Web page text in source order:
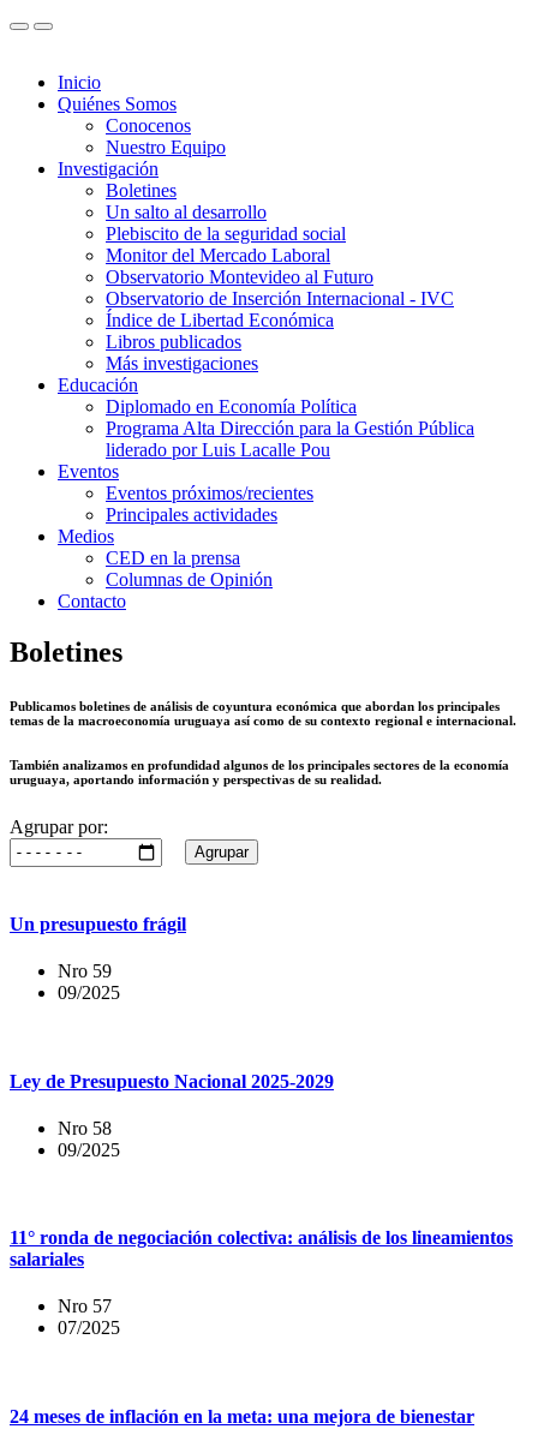
Inicio
Quiénes Somos
Conocenos
Nuestro Equipo
Investigación
Boletines
Un salto al desarrollo
Plebiscito de la seguridad social
Monitor del Mercado Laboral
Observatorio Montevideo al Futuro
Observatorio de Inserción Internacional - IVC
Índice de Libertad Económica
Libros publicados
Más investigaciones
Educación
Diplomado en Economía Política
Programa Alta Dirección para la Gestión Pública
liderado por Luis Lacalle Pou
Eventos
Eventos próximos/recientes
Principales actividades
Medios
CED en la prensa
Columnas de Opinión
Contacto
Boletines
Publicamos boletines de análisis de coyuntura económica que abordan los principales
temas de la macroeconomía uruguaya así como de su contexto regional e internacional.
También analizamos en profundidad algunos de los principales sectores de la economía
uruguaya, aportando información y perspectivas de su realidad.
Agrupar por:
Agrupar
Un presupuesto frágil
Nro 59
09/2025
Ley de Presupuesto Nacional 2025-2029
Nro 58
09/2025
11° ronda de negociación colectiva: análisis de los lineamientos
salariales
Nro 57
07/2025
24 meses de inflación en la meta: una mejora de bienestar